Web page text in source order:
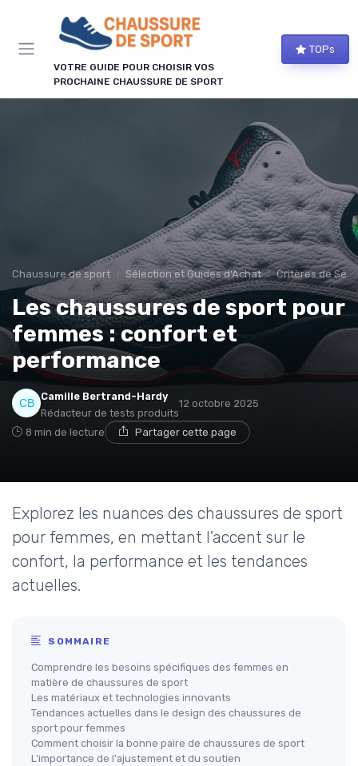
VOTRE GUIDE POUR CHOISIR VOS
PROCHAINE CHAUSSURE DE SPORT
TOPs
Chaussure de sport Sélection et Guides d'Achat Critères de
Les chaussures de sport pour
femmes : confort et
performance
Camille Bertrand-Hardy
Rédacteur de tests produits
12 octobre 2025
8 min de lecture Partager cette page
Explorez les nuances des chaussures de sport
pour femmes, en mettant l'accent sur le
confort, la performance et les tendances
actuelles.
SOMMAIRE
Comprendre les besoins spécifiques des femmes en
matière de chaussures de sport
Les matériaux et technologies innovants
Tendances actuelles dans le design des chaussures de
sport pour femmes
Comment choisir la bonne paire de chaussures de sport
L'importance de l'ajustement et du soutien